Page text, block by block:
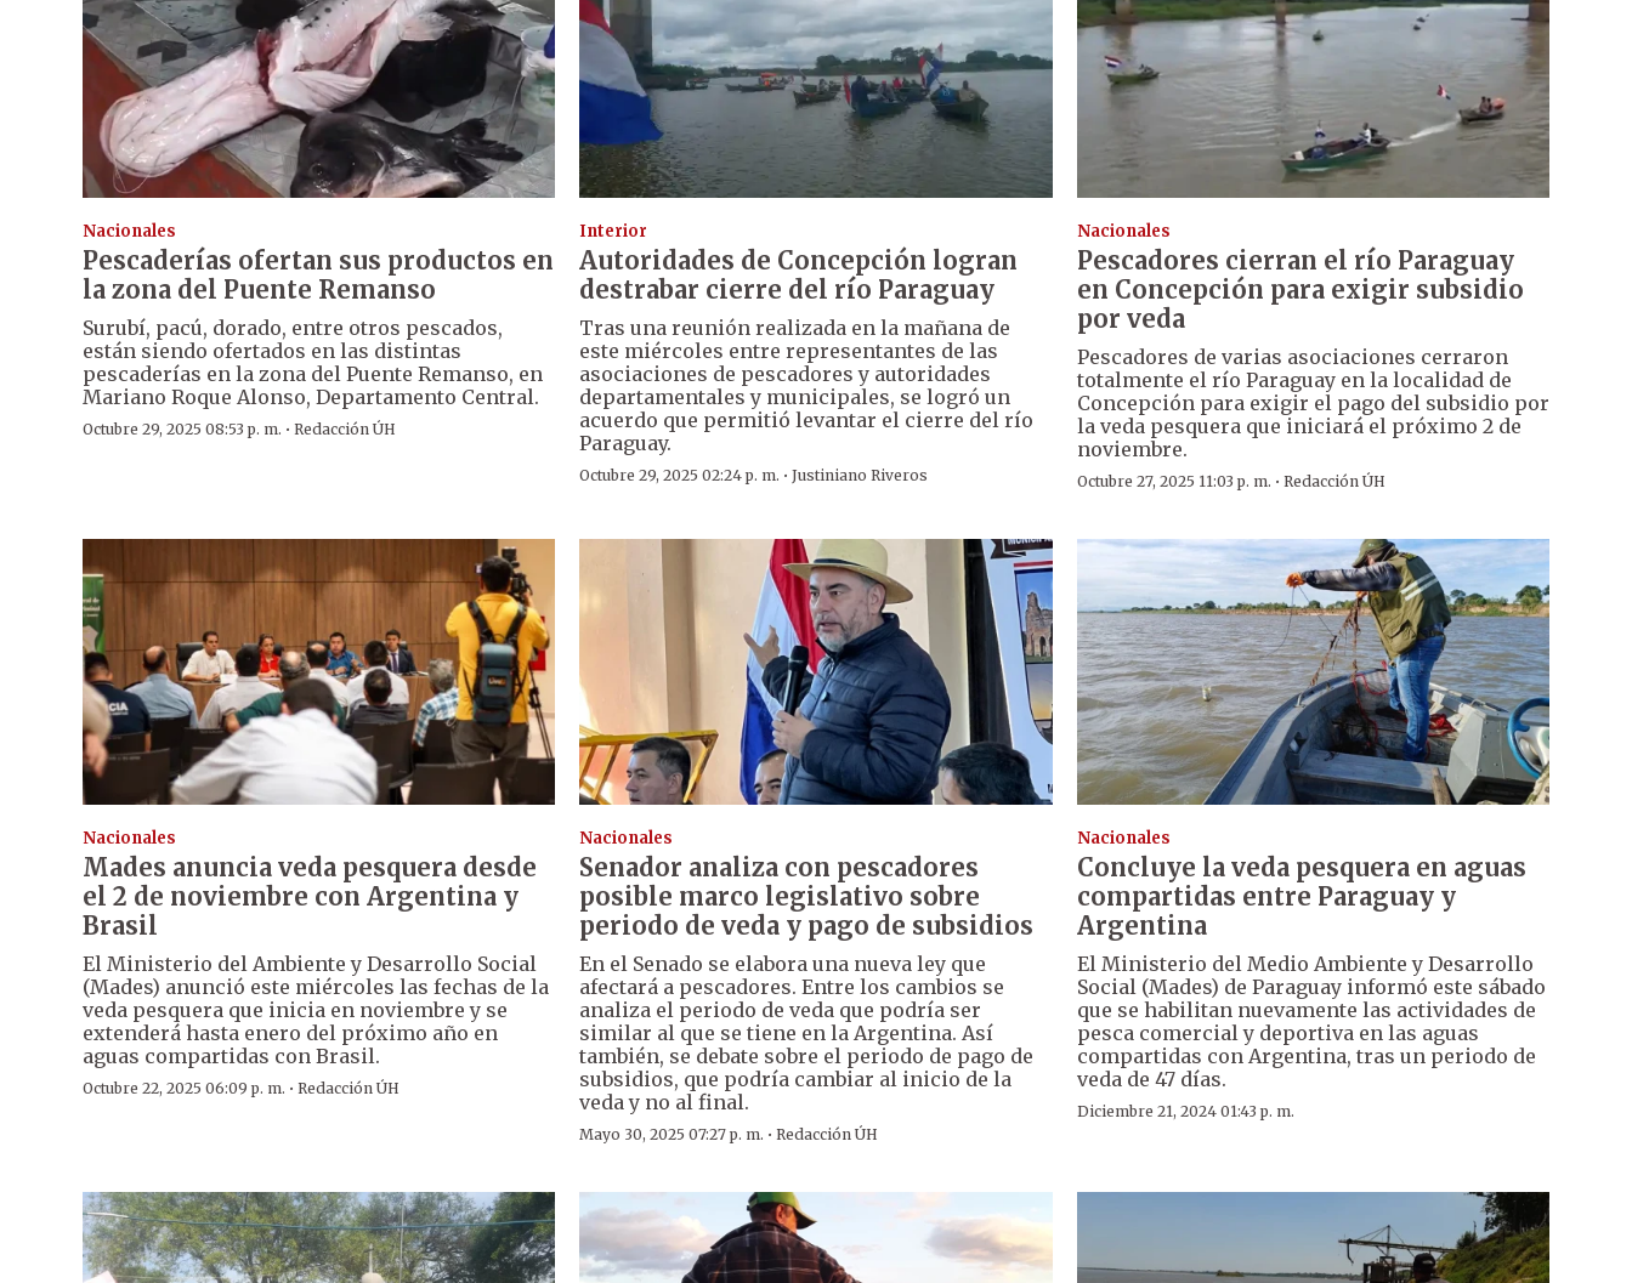
Nacionales
Pescaderías ofertan sus productos en
la zona del Puente Remanso
Surubí, pacú, dorado, entre otros pescados,
están siendo ofertados en las distintas
pescaderías en la zona del Puente Remanso, en
Mariano Roque Alonso, Departamento Central.
Octubre 29, 2025 08:53 p. m. · Redacción ÚH
Interior
Autoridades de Concepción logran
destrabar cierre del río Paraguay
Tras una reunión realizada en la mañana de
este miércoles entre representantes de las
asociaciones de pescadores y autoridades
departamentales y municipales, se logró un
acuerdo que permitió levantar el cierre del río
Paraguay.
Octubre 29, 2025 02:24 p. m. ·Justiniano Riveros
Nacionales
Pescadores cierran el río Paraguay
en Concepción para exigir subsidio
por veda
Pescadores de varias asociaciones cerraron
totalmente el río Paraguay en la localidad de
Concepción para exigir el pago del subsidio por
la veda pesquera que iniciará el próximo 2 de
noviembre.
Octubre 27, 2025 11:03 p. m. · Redacción ÚH
Nacionales
Mades anuncia veda pesquera desde
el 2 de noviembre con Argentina y
Brasil
El Ministerio del Ambiente y Desarrollo Social
(Mades) anunció este miércoles las fechas de la
veda pesquera que inicia en noviembre y se
extenderá hasta enero del próximo año en
aguas compartidas con Brasil.
Octubre 22, 2025 06:09 p. m. · Redacción ÚH
Nacionales
Senador analiza con pescadores
posible marco legislativo sobre
periodo de veda y pago de subsidios
En el Senado se elabora una nueva ley que
afectará a pescadores. Entre los cambios se
analiza el periodo de veda que podría ser
similar al que se tiene en la Argentina. Así
también, se debate sobre el periodo de pago de
subsidios, que podría cambiar al inicio de la
veda y no al final.
Mayo 30, 2025 07:27 p. m. ·Redacción ÚH
Nacionales
Concluye la veda pesquera en aguas
compartidas entre Paraguay y
Argentina
El Ministerio del Medio Ambiente y Desarrollo
Social (Mades) de Paraguay informó este sábado
que se habilitan nuevamente las actividades de
pesca comercial y deportiva en las aguas
compartidas con Argentina, tras un periodo de
veda de 47 días.
Diciembre 21, 2024 01:43 p. m.